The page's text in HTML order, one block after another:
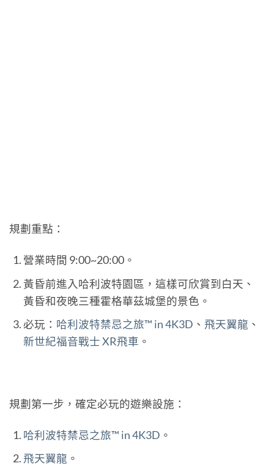
規劃重點：
營業時間 9:00~20:00。
黃昏前進入哈利波特園區，這樣可欣賞到白天、
黃昏和夜晚三種霍格華茲城堡的景色。
必玩： 哈利波特禁忌之旅™ in 4K3D 、 飛天翼龍 、
新世紀福音戰士 XR飛車 。
規劃第一步，確定必玩的遊樂設施：
哈利波特禁忌之旅™ in 4K3D 。
飛天翼龍 。